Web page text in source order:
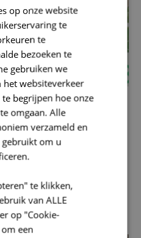
in het duurzame
een slimme zet is
stilaan op. Als ondernemer
leggen om de beste…
op onze website
te
te
bezoeken te
gebruiken we
het websiteverkeer
begrijpen hoe onze
omgaan. Alle
verzameld en
om u
te klikken,
van ALLE
op "Cookie-
een